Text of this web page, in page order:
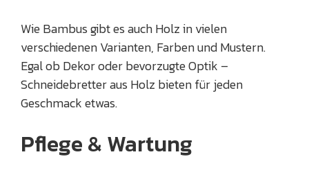
Wie Bambus gibt es auch Holz in vielen
verschiedenen Varianten, Farben und Mustern.
Egal ob Dekor oder bevorzugte Optik –
Schneidebretter aus Holz bieten für jeden
Geschmack etwas.
Pflege & Wartung